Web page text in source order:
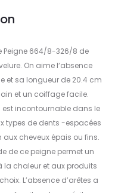
Peigne 664/8-326/8 de
On aime l‘absence
et sa longueur de 20.4 cm
et un coiffage facile.
incontournable dans le
types de dents -espacées
cheveux épais ou fins.
de ce peigne permet un
la chaleur et aux produits
L’absence d’arêtes a